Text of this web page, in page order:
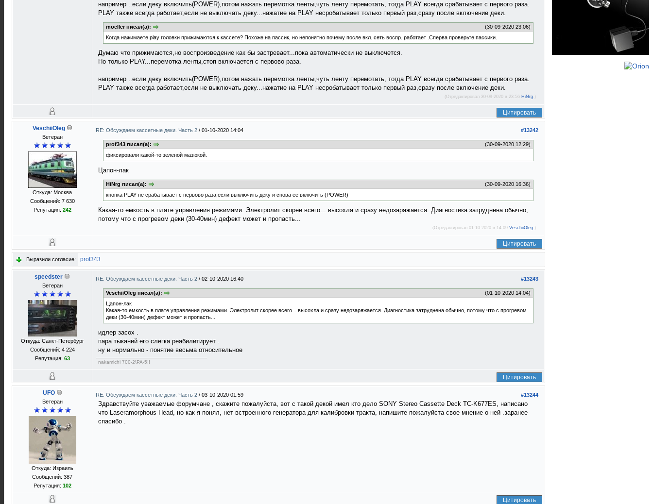
например ..если деку включить(POWER),потом нажать перемотка ленты,чуть ленту перемотать, тогда PLAY всегда срабатывает с первого раза.
PLAY также всегда работает,если не выключать деку...нажатие на PLAY несробатывает только первый раз,сразу после включение деки.
(30-09-2020 23:06)
moeller писал(а):
Когда нажимаете play головки прижимаются к кассете? Похоже на пассик, но непонятно почему после вкл. сеть воспр. работает .Сперва проверьте пассики.
Думаю что прижимаются,но воспроизведение как бы застревает...пока автоматически не выключется.
Но только PLAY...перемотка ленты,стоп включается с первово раза.
например ..если деку включить(POWER),потом нажать перемотка ленты,чуть ленту перемотать, тогда PLAY всегда срабатывает с первого раза.
PLAY также всегда работает,если не выключать деку...нажатие на PLAY несробатывает только первый раз,сразу после включение деки.
(Отредактировал 30-09-2020 в 23:56 HiNrg.)
Цитировать
VeschiiOleg
Ветеран
Откуда: Москва
Сообщений: 7 630
Репутация: 242
#13242
RE: Обсуждаем кассетные деки. Часть 2 / 01-10-2020 14:04
(30-09-2020 12:29)
prof343 писал(а):
фиксировали какой-то зеленой мазюкой.
Цапон-лак
(30-09-2020 16:36)
HiNrg писал(а):
кнопка PLAY не срабатывает с первово раза,если выключить деку и снова её включить (POWER)
Какая-то емкость в плате управления режимами. Электролит скорее всего... высохла и сразу недозаряжается. Диагностика затруднена обычно,
потому что с прогревом деки (30-40мин) дефект может и пропасть...
(Отредактировал 01-10-2020 в 14:09 VeschiiOleg.)
Цитировать
Выразили согласие: prof343
speedster
Ветеран
Откуда: Санкт-Петербург
Сообщений: 4 224
Репутация: 63
#13243
RE: Обсуждаем кассетные деки. Часть 2 / 02-10-2020 16:40
(01-10-2020 14:04)
VeschiiOleg писал(а):
Цапон-лак
Какая-то емкость в плате управления режимами. Электролит скорее всего... высохла и сразу недозаряжается. Диагностика затруднена обычно, потому что с прогревом
деки (30-40мин) дефект может и пропасть...
идлер засох .
пара тыканий его слегка реабилитирует .
ну и нормально - понятие весьма относительное
nakamichi 700-2\PA-5!!
Цитировать
UFO
Ветеран
Откуда: Израиль
Сообщений: 387
Репутация: 102
#13244
RE: Обсуждаем кассетные деки. Часть 2 / 03-10-2020 01:59
Здравствуйте уважаемые форумчане , скажите пожалуйста, вот с такой декой имел кто дело SONY Stereo Cassette Deck TC-K677ES, написано
что Laseramorphous Head, но как я понял, нет встроенного генератора для калибровки тракта, напишите пожалуйста свое мнение о ней .заранее
спасибо .
Цитировать